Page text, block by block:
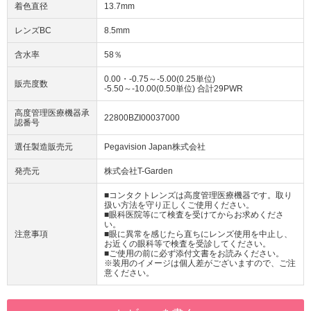
着色直径 13.7mm
レンズBC 8.5mm
含水率 58％
販売度数
0.00・-0.75～-5.00(0.25単位)
-5.50～-10.00(0.50単位) 合計29PWR
高度管理医療機器承
認番号
22800BZI00037000
選任製造販売元 Pegavision Japan株式会社
発売元 株式会社T-Garden
注意事項
■コンタクトレンズは高度管理医療機器です。取り
扱い方法を守り正しくご使用ください。
■眼科医院等にて検査を受けてからお求めくださ
い。
■眼に異常を感じたら直ちにレンズ使用を中止し、
お近くの眼科等で検査を受診してください。
■ご使用の前に必ず添付文書をお読みください。
※装用のイメージは個人差がございますので、ご注
意ください。